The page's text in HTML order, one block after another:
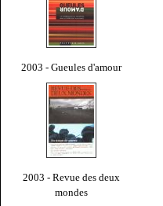
2003 - Gueules d'amour
2003 - Revue des deux
mondes